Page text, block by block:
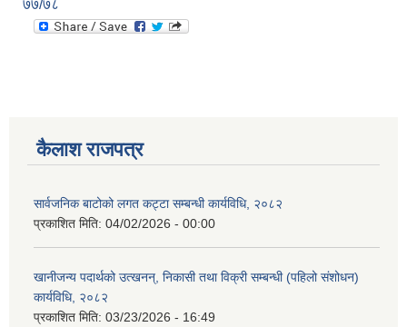
७७/७८
कैलाश राजपत्र
सार्वजनिक बाटोको लगत कट्टा सम्बन्धी कार्यविधि, २०८२
प्रकाशित मिति: 04/02/2026 - 00:00
खानीजन्य पदार्थको उत्खनन्, निकासी तथा विक्री सम्बन्धी (पहिलो संशोधन)
कार्यविधि, २०८२
प्रकाशित मिति: 03/23/2026 - 16:49